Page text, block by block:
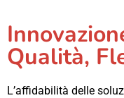
Qualità,
L’affidabilità delle